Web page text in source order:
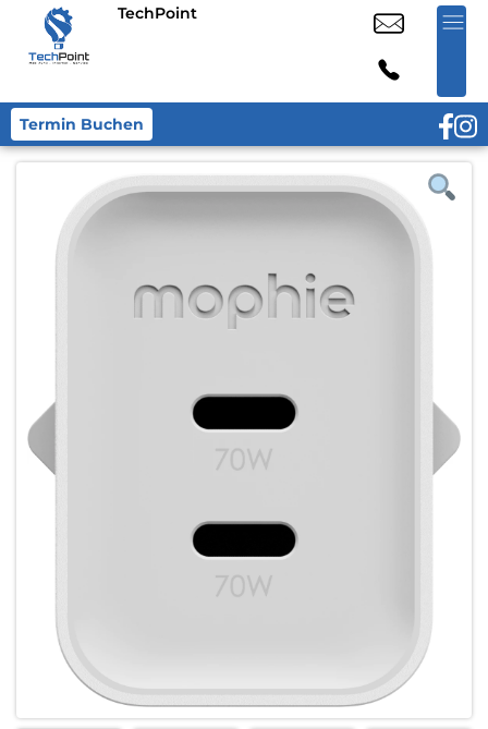
TechPoint
Termin Buchen